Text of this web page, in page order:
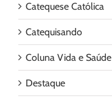
Catequese Católica
Catequisando
Coluna Vida e Saúde
Destaque